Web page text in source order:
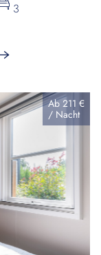
3
Ab211 €
/ Nacht